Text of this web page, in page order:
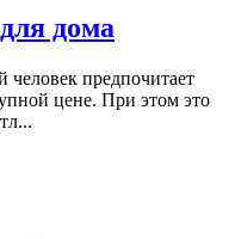
дома
предпочитает
цене. При этом это